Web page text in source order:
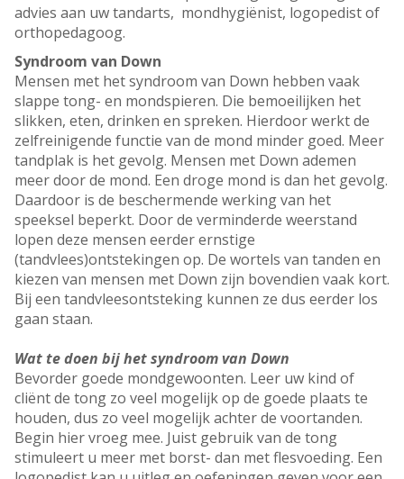
advies aan uw tandarts, mondhygiënist, logopedist of
orthopedagoog.
Syndroom van Down
Mensen met het syndroom van Down hebben vaak
slappe tong- en mondspieren. Die bemoeilijken het
slikken, eten, drinken en spreken. Hierdoor werkt de
zelfreinigende functie van de mond minder goed. Meer
tandplak is het gevolg. Mensen met Down ademen
meer door de mond. Een droge mond is dan het gevolg.
Daardoor is de beschermende werking van het
speeksel beperkt. Door de verminderde weerstand
lopen deze mensen eerder ernstige
(tandvlees)ontstekingen op. De wortels van tanden en
kiezen van mensen met Down zijn bovendien vaak kort.
Bij een tandvleesontsteking kunnen ze dus eerder los
gaan staan.
Wat te doen bij het syndroom van Down
Bevorder goede mondgewoonten. Leer uw kind of
cliënt de tong zo veel mogelijk op de goede plaats te
houden, dus zo veel mogelijk achter de voortanden.
Begin hier vroeg mee. Juist gebruik van de tong
stimuleert u meer met borst- dan met flesvoeding. Een